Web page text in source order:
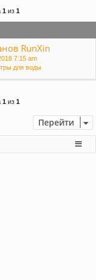
1из 1
RunXin
7:15 am
для воды
1из 1
Перейти